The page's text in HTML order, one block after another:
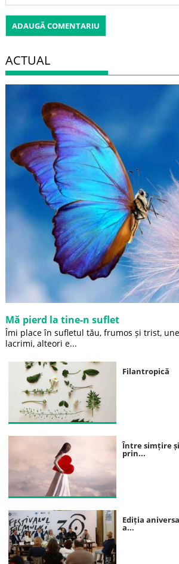
ACTUAL
Mă pierd la tine-n suflet
Îmi place în sufletul tău, frumos și trist,
lacrimi, alteori e...
Filantropică
Între simțire
prin...
Ediția
a...